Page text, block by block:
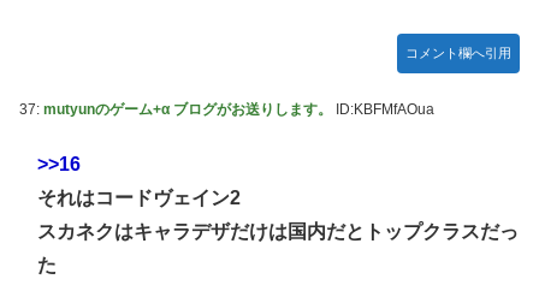
コメント欄へ引用
37: mutyunのゲーム+α ブログがお送りします。 ID:KBFMfAOua
>>16
それはコードヴェイン2
スカネクはキャラデザだけは国内だとトップクラスだっ
た